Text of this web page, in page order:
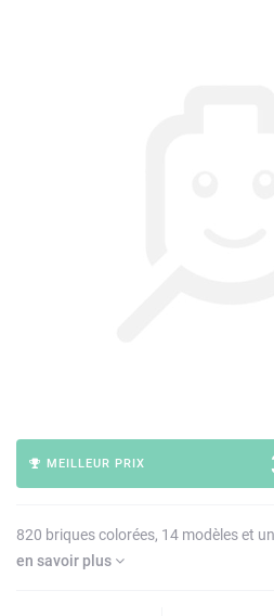
MEILLEUR PRIX
820 briques colorées, 14 modèles et
en savoir plus